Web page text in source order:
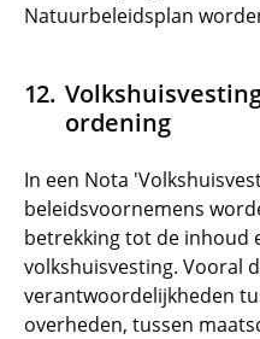
Natuurbeleidsplan
ordening
In een Nota
beleidsvoornemens
betrekking tot de inhoud
volkshuisvesting. Vooral
verantwoordelijkheden
overheden, tussen